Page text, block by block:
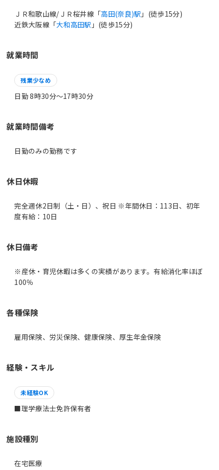
ＪＲ和歌山線/ＪＲ桜井線「高田(奈良)駅 」(徒歩15分)
近鉄大阪線「大和高田駅 」(徒歩15分)
就業時間
残業少なめ
日勤 8時30分〜17時30分
就業時間備考
日勤のみの勤務です
休日休暇
完全週休2日制（土・日）、祝日 ※年間休日：113日、初年
度有給：10日
休日備考
※産休・育児休暇は多くの実績があります。有給消化率ほぼ
100％
各種保険
雇用保険、労災保険、健康保険、厚生年金保険
経験・スキル
未経験OK
■理学療法士免許保有者
施設種別
在宅医療